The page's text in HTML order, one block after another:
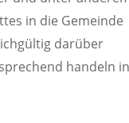
in die Gemeinde
darüber
handeln in